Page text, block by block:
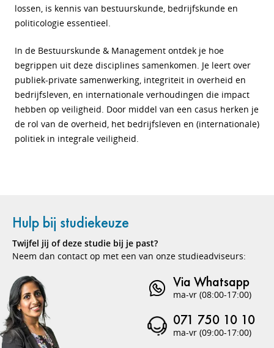
lossen, is kennis van bestuurskunde, bedrijfskunde en
politicologie essentieel.
In de Bestuurskunde & Management ontdek je hoe
begrippen uit deze disciplines samenkomen. Je leert over
publiek-private samenwerking, integriteit in overheid en
bedrijfsleven, en internationale verhoudingen die impact
hebben op veiligheid. Door middel van een casus herken je
de rol van de overheid, het bedrijfsleven en (internationale)
politiek in integrale veiligheid.
Hulp bij studiekeuze
Twijfel jij of deze studie bij je past?
Neem dan contact op met een van onze studieadviseurs:
Via Whatsapp
ma-vr (08:00-17:00)
071 750 10 10
ma-vr (09:00-17:00)